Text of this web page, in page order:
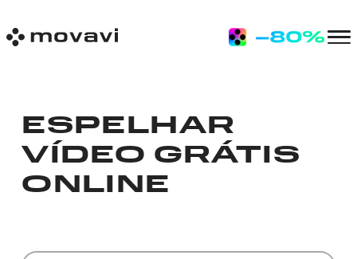
ESPELHAR
VÍDEO GRÁTIS
ONLINE